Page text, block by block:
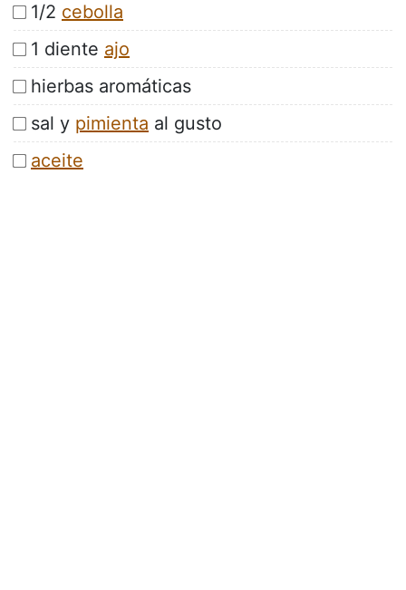
1/2 cebolla
1 diente ajo
hierbas aromáticas
sal y pimienta al gusto
aceite